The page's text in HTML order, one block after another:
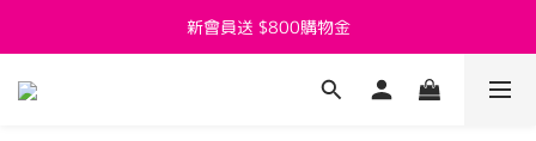
新會員送 $800購物金
新會員送 $800購物金
父親節活動7/27~8/8開跑囉